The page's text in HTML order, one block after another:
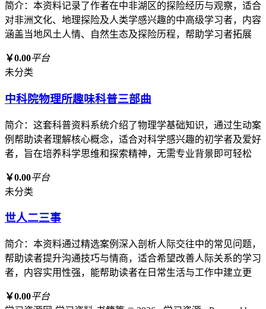
简介：本资料记录了作者在中非湖区的探险经历与观察，适合
对非洲文化、地理探险及人类学感兴趣的中高级学习者，内容
涵盖当地风土人情、自然生态及探险历程，帮助学习者拓展
￥0.00平台
未分类
中科院物理所趣味科普三部曲
简介：这套科普资料系统介绍了物理学基础知识，通过生动案
例帮助读者理解核心概念，适合对科学感兴趣的初学者及爱好
者，旨在培养科学思维和探索精神，无需专业背景即可轻松
￥0.00平台
未分类
世人二三事
简介：本资料通过精选案例深入剖析人际交往中的常见问题，
帮助读者提升沟通技巧与情商，适合希望改善人际关系的学习
者，内容实用性强，能帮助读者在日常生活与工作中建立更
￥0.00平台